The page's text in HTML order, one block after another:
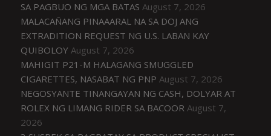
SA PAGBUO NG MGA BATAS August 7, 2026
MALACAÑANG PINAAARAL NA SA DOJ ANG
EXTRADITION REQUEST NG U.S. LABAN KAY
QUIBOLOY August 7, 2026
MAHIGIT P21-M HALAGANG SMUGGLED
CIGARETTES, NASABAT NG PNP August 7, 2026
NEGOSYANTE TINANGAYAN NG CASH, DOLYAR AT
ROLEX NG LIMANG RIDER SA BACOOR August 7,
2026